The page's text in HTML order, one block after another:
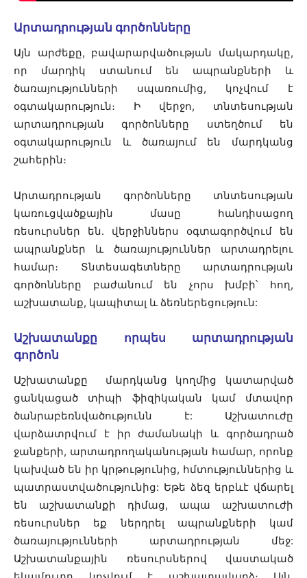
Արտադրության գործոնները
Այն արժեքը, բավարարվածության մակարդակը,
որ մարդիկ ստանում են ապրանքների և
ծառայությունների սպառումից, կոչվում է
օգտակարություն։ Ի վերջո, տնտեսության
արտադրության գործոնները ստեղծում են
օգտակարություն և ծառայում են մարդկանց
շահերին։
Արտադրության գործոնները տնտեսության
կառուցվածքային մասը հանդիսացող
ռեսուրսներ են․ վերջիններս օգտագործվում են
ապրանքներ և ծառայություններ արտադրելու
համար։ Տնտեսագետները արտադրության
գործոնները բաժանում են չորս խմբի՝ հող,
աշխատանք, կապիտալ և ձեռներեցություն:
Աշխատանքը որպես արտադրության
գործոն
Աշխատանքը մարդկանց կողմից կատարված
ցանկացած տիպի ֆիզիկական կամ մտավոր
ծանրաբեռնվածությունն է: Աշխատուժը
վարձատրվում է իր ժամանակի և գործադրած
ջանքերի, արտադրողականության համար, որոնք
կախված են իր կրթությունից, հմտություններից և
պատրաստվածությունից: Եթե ​​ձեզ երբևէ վճարել
են աշխատանքի դիմաց, ապա աշխատուժի
ռեսուրսներ եք ներդրել ապրանքների կամ
ծառայությունների արտադրության մեջ:
Աշխատանքային ռեսուրսներով վաստակած